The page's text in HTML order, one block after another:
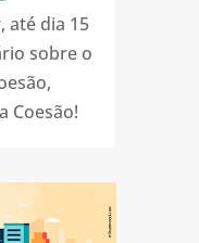
até dia 15
sobre o
Coesão!